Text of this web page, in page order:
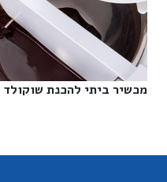
מכשיר ביתי להכנת שוקולד‎